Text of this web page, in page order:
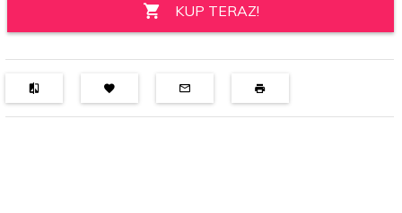
KUP TERAZ!